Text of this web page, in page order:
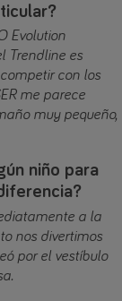
Evolution
Trendline es
con los
me parece
muy pequeño,
niño para
a la
nos divertimos
por el vestíbulo